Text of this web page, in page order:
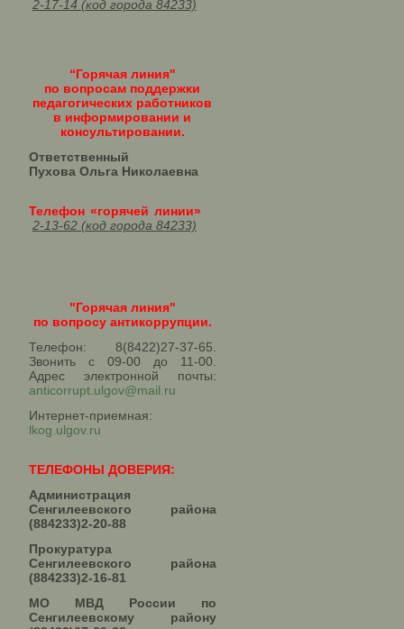
2-17-14 (код города 84233)
“Горячая линия"
по вопросам поддержки
педагогических работников
в информировании и
консультировании.
Ответственный
Пухова Ольга Николаевна
Телефон «горячей линии»
2-13-62 (код города 84233)
"Горячая линия"
по вопросу антикоррупции.
Телефон: 8(8422)27-37-65.
Звонить с 09-00 до 11-00.
Адрес электронной почты:
anticorrupt.ulgov@mail.ru
Интернет-приемная:
lkog.ulgov.ru
ТЕЛЕФОНЫ ДОВЕРИЯ:
Администрация
Сенгилеевского района
(884233)2-20-88
Прокуратура
Сенгилеевского района
(884233)2-16-81
МО МВД России по
Сенгилеевскому району